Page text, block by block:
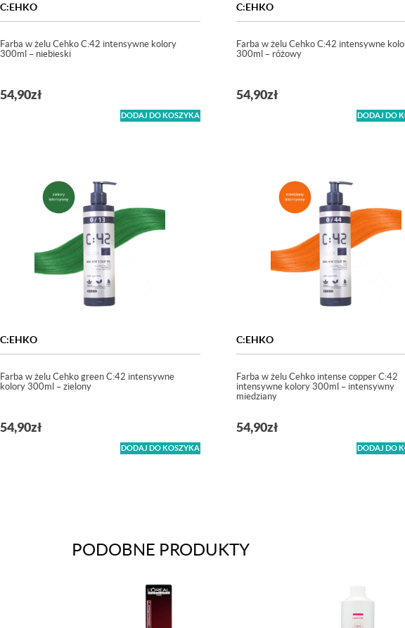
C:EHKO
Farba w żelu Cehko C:42 intensywne kolory
300ml – niebieski
54,90zł
DODAJ DO KOSZYKA
C:EHKO
Farba w żelu Cehko C:42 intensywne
300ml – różowy
54,90zł
DODAJ DO
C:EHKO
Farba w żelu Cehko green C:42 intensywne
kolory 300ml – zielony
54,90zł
DODAJ DO KOSZYKA
C:EHKO
Farba w żelu Cehko intense copper C:42
intensywne kolory 300ml – intensywny
miedziany
54,90zł
DODAJ DO
PODOBNE PRODUKTY